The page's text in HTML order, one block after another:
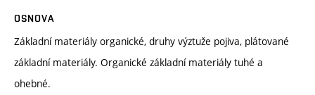
OSNOVA
Základní materiály organické, druhy výztuže pojiva, plátované
základní materiály. Organické základní materiály tuhé a
ohebné.